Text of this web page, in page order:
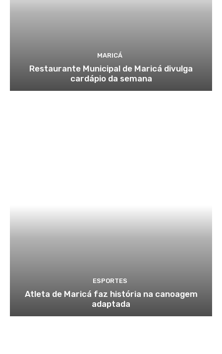
MARICÁ
Restaurante Municipal de Maricá divulga
cardápio da semana
ESPORTES
Atleta de Maricá faz história na canoagem
adaptada